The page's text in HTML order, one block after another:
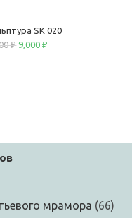
SK 020
₽ 9,000₽
мрамора (66)